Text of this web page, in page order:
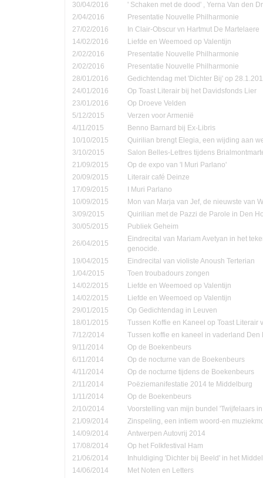
30/04/2016
' Schaken met de dood' , Yerna Van den
2/04/2016
Presentatie Nouvelle Philharmonie
27/02/2016
In Clair-Obscur vn Hartmut De Martelaere
14/02/2016
Liefde en Weemoed op Valentijn
2/02/2016
Presentatie Nouvelle Philharmonie
2/02/2016
Presentatie Nouvelle Philharmonie
28/01/2016
Gedichtendag met 'Dichter Bij' op
24/01/2016
Op Toast Literair bij het Davidsfonds Lier
23/01/2016
Op Droeve Velden
5/12/2015
Verzen voor Armenië
4/11/2015
Benno Barnard bij Ex-Libris
10/10/2015
Quirilian brengt Elegia, een wijding aan
3/10/2015
Salon Belles-Lettres tijdens
21/09/2015
Op de expo van 'I Muri Parlano'
20/09/2015
Literair café Deinze
17/09/2015
I Muri Parlano
10/09/2015
Mon van Marja van Jef, de nieuwste van
3/09/2015
Quirilian met de Pazzi de Parole in Den
30/05/2015
Publiek Geheim
26/04/2015
Eindrecital van Mariam Avetyan in het
genocide.
19/04/2015
Eindrecital van violiste Anoush Terterian
1/04/2015
Toen troubadours zongen
14/02/2015
Liefde en Weemoed op Valentijn
14/02/2015
Liefde en Weemoed op Valentijn
29/01/2015
Op Gedichtendag in Leuven
18/01/2015
Tussen Koffie en Kaneel op Toast Literair
7/12/2014
Tussen koffie en kaneel in vaderland Den
9/11/2014
Op de Boekenbeurs
6/11/2014
Op de nocturne van de Boekenbeurs
4/11/2014
Op de nocturne tijdens de Boekenbeurs
2/11/2014
Poëziemanifestatie 2014 te Middelburg
1/11/2014
Op de Boekenbeurs
2/10/2014
Voorstelling van mijn bundel 'Twijfelaars
21/09/2014
Zinspeling, een intiem woord-en
14/09/2014
Antwerpen Autovrij 2014
17/08/2014
Op het Folkfestival Ham
21/06/2014
Inhuldiging 'Dichter bij Beeld' in het
14/06/2014
Met Noten en Letters